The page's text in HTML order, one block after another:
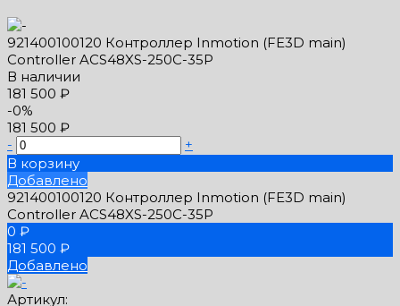
921400100120 Контроллер Inmotion (FE3D main)
Controller ACS48XS-250C-35P
В наличии
181 500 ₽
-0%
181 500 ₽
-
+
В корзину
Добавлено
921400100120 Контроллер Inmotion (FE3D main)
Controller ACS48XS-250C-35P
0 ₽
181 500 ₽
Добавлено
Артикул: